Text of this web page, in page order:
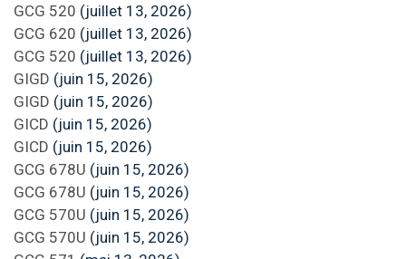
GCG 520 (juillet 13, 2026)
GCG 620 (juillet 13, 2026)
GCG 520 (juillet 13, 2026)
GIGD (juin 15, 2026)
GIGD (juin 15, 2026)
GICD (juin 15, 2026)
GICD (juin 15, 2026)
GCG 678U (juin 15, 2026)
GCG 678U (juin 15, 2026)
GCG 570U (juin 15, 2026)
GCG 570U (juin 15, 2026)